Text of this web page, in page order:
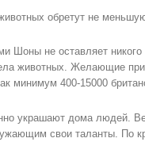
обретут не
Шоны не оставляет
животных. Желающие
минимум 400-15000
украшают дома людей.
свои таланты. По